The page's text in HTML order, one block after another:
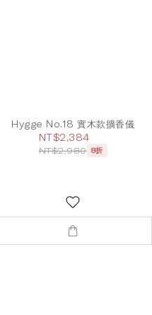
Hygge No.18 實木款擴香儀
NT$2,384
NT$2,980 8折